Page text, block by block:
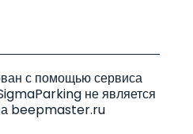
с помощью сервиса
не является
beepmaster.ru